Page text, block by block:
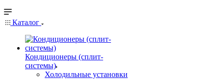
Каталог
Кондиционеры (сплит-
системы)
Холодильные установки